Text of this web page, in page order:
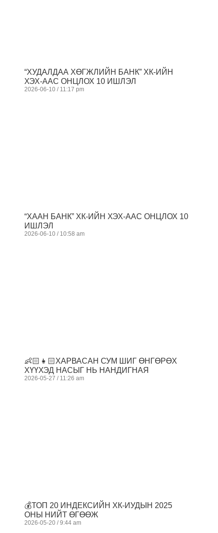
“ХУДАЛДАА ХӨГЖЛИЙН БАНК” ХК-ИЙН
ХЭХ-ААС ОНЦЛОХ 10 ИШЛЭЛ
2026-06-10 11:17 pm
“ХААН БАНК” ХК-ИЙН ХЭХ-ААС ОНЦЛОХ 10
ИШЛЭЛ
2026-06-10 10:58 am
👶🏻👧🏻ХАРВАСАН СУМ ШИГ ӨНГӨРӨХ
ХҮҮХЭД НАСЫГ НЬ НАНДИГНАЯ
2026-05-27 11:26 am
💰ТОП 20 ИНДЕКСИЙН ХК-ИУДЫН 2025
ОНЫ НИЙТ ӨГӨӨЖ
2026-05-20 9:44 am